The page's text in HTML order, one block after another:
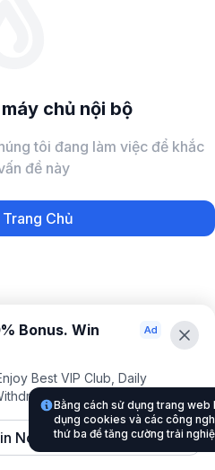
chủ nội bộ
tôi đang làm việc để khắc
đề này
Chủ
Bonus. Win
Best VIP Club, Daily
Now
Bằng cách sử dụng trang
dụng cookies và các công
thứ ba để tăng cường trải